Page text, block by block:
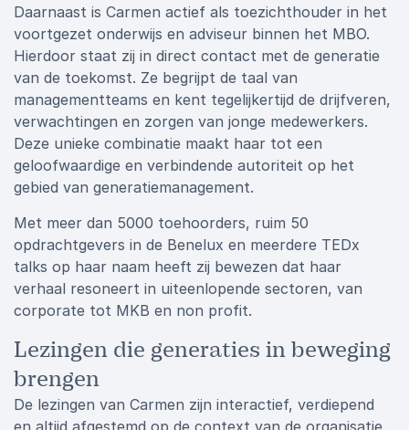
Daarnaast is Carmen actief als toezichthouder in het
voortgezet onderwijs en adviseur binnen het MBO.
Hierdoor staat zij in direct contact met de generatie
van de toekomst. Ze begrijpt de taal van
managementteams en kent tegelijkertijd de drijfveren,
verwachtingen en zorgen van jonge medewerkers.
Deze unieke combinatie maakt haar tot een
geloofwaardige en verbindende autoriteit op het
gebied van generatiemanagement.
Met meer dan 5000 toehoorders, ruim 50
opdrachtgevers in de Benelux en meerdere TEDx
talks op haar naam heeft zij bewezen dat haar
verhaal resoneert in uiteenlopende sectoren, van
corporate tot MKB en non profit.
Lezingen die generaties in beweging
brengen
De lezingen van Carmen zijn interactief, verdiepend
en altijd afgestemd op de context van de organisatie.